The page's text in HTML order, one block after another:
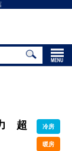
超
冷房
暖房